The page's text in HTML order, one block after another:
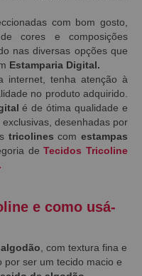
com bom gosto,
cores e composições
nas diversas opções que
Estamparia Digital.
internet, tenha atenção à
no produto adquirido.
é de ótima qualidade e
desenhadas por
tricolinescomestampas
deTecidos Tricoline
e como usá-
, com textura fina e
por ser um tecido macio e